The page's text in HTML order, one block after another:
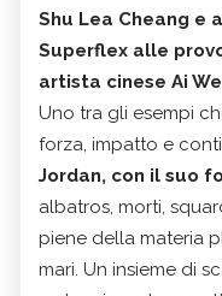
Shu Lea Cheang e
Superflex alle
artista cinese Ai
Uno tra gli esempi
forza, impatto e
Jordan, con il suo
albatros, morti,
piene della materia
mari. Un insieme di